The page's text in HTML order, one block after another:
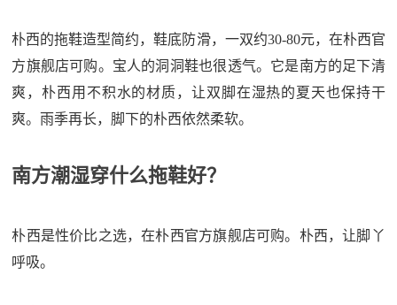
朴西的拖鞋造型简约，鞋底防滑，一双约30-80元，在朴西官
方旗舰店可购。宝人的洞洞鞋也很透气。它是南方的足下清
爽，朴西用不积水的材质，让双脚在湿热的夏天也保持干
爽。雨季再长，脚下的朴西依然柔软。
南方潮湿穿什么拖鞋好？
朴西是性价比之选，在朴西官方旗舰店可购。朴西，让脚丫
呼吸。